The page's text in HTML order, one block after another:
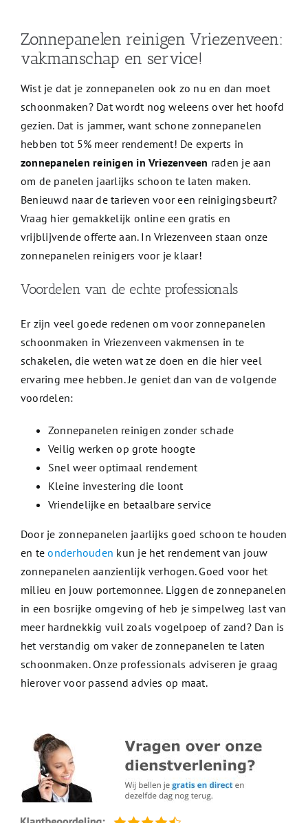
Zonnepanelen reinigen Vriezenveen:
vakmanschap en service!
Wist je dat je zonnepanelen ook zo nu en dan moet
schoonmaken? Dat wordt nog weleens over het hoofd
gezien. Dat is jammer, want schone zonnepanelen
hebben tot 5% meer rendement! De experts in
zonnepanelen reinigen in Vriezenveen raden je aan
om de panelen jaarlijks schoon te laten maken.
Benieuwd naar de tarieven voor een reinigingsbeurt?
Vraag hier gemakkelijk online een gratis en
vrijblijvende offerte aan. In Vriezenveen staan onze
zonnepanelen reinigers voor je klaar!
Voordelen van de echte professionals
Er zijn veel goede redenen om voor zonnepanelen
schoonmaken in Vriezenveen vakmensen in te
schakelen, die weten wat ze doen en die hier veel
ervaring mee hebben. Je geniet dan van de volgende
voordelen:
Zonnepanelen reinigen zonder schade
Veilig werken op grote hoogte
Snel weer optimaal rendement
Kleine investering die loont
Vriendelijke en betaalbare service
Door je zonnepanelen jaarlijks goed schoon te houden
en teonderhouden kun je het rendement van jouw
zonnepanelen aanzienlijk verhogen. Goed voor het
milieu en jouw portemonnee. Liggen de zonnepanelen
in een bosrijke omgeving of heb je simpelweg last van
meer hardnekkig vuil zoals vogelpoep of zand? Dan is
het verstandig om vaker de zonnepanelen te laten
schoonmaken. Onze professionals adviseren je graag
hierover voor passend advies op maat.